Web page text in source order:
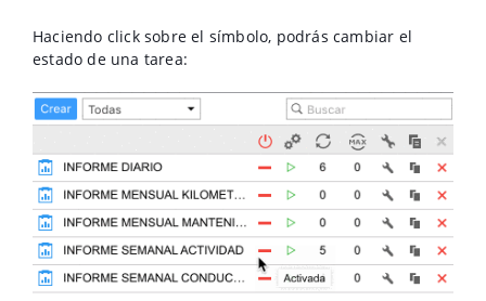
Haciendo click sobre el símbolo, podrás cambiar el
estado de una tarea: